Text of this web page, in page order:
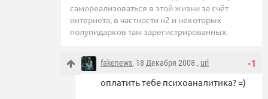
самореализоваться в этой жизни за счёт
интернета, в частности н2 и некоторых
полупидарков там зарегистрированных.
-1
fakenews, 18 Декабря 2008 , url
оплатить тебе психоаналитика? =)